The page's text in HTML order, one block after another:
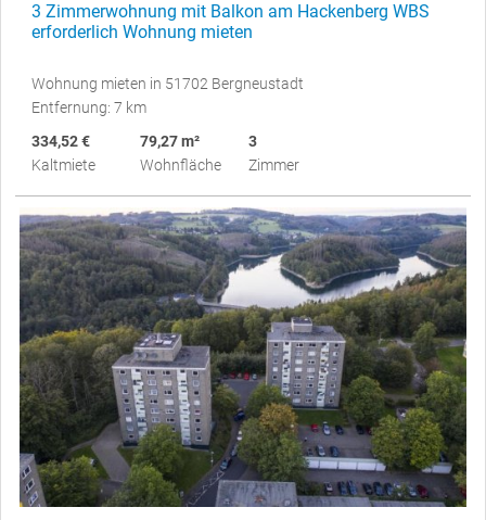
3 Zimmerwohnung mit Balkon am Hackenberg WBS
erforderlich Wohnung mieten
Wohnung mieten in 51702 Bergneustadt
Entfernung: 7 km
334,52 €
Kaltmiete
79,27 m²
Wohnfläche
3
Zimmer